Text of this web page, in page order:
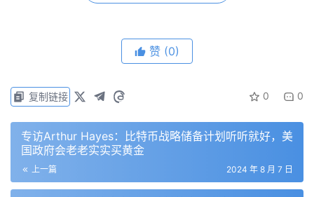
还美国债务。在此之后，任何两年内最多只能出售 10% 的
在金融市场经济学家 James Angel 看来，特朗普主张要投
确定的假设。一是不确定比特币会涨，二是不确定美国政府
有无能力能够在不砸盘的情况下把比特币兑现换回美元。
“政府通过购买比特币将推高价格，所以看起来它赚了很多
赞 (0)
0 0
复制链接
专访Arthur Hayes：比特币战略储备计划听听就好，美
国政府会老老实实买黄金
上一篇 2024 年 8 月 7 日